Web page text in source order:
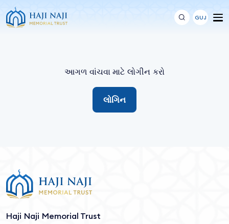
GUJ
આગળ વાંચવા માટે લોગીન કરો
લોગિન
Haji Naji Memorial Trust